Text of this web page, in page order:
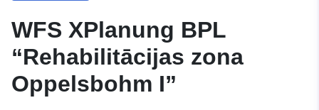
WFS XPlanung BPL
“Rehabilitācijas zona
Oppelsbohm I”